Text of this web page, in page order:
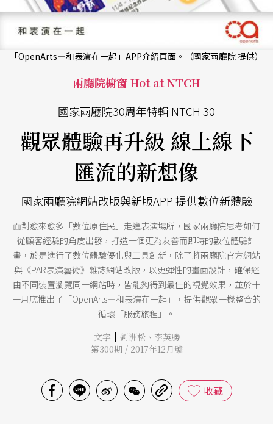
「OpenArts—和表演在一起」APP介紹頁面。（國家兩廳院 提供）
兩廳院櫥窗 Hot at NTCH
國家兩廳院30周年特輯 NTCH 30
觀眾體驗再升級 線上線下
匯流的新想像
國家兩廳院網站改版與新版APP 提供數位新體驗
面對愈來愈多「數位原住民」走進表演場所，國家兩廳院思考如何
從顧客經驗的角度出發，打造一個更為友善而即時的數位體驗計
畫，於是進行了數位體驗優化與工具創新，除了將兩廳院官方網站
與《PAR表演藝術》雜誌網站改版，以更彈性的畫面設計，確保經
由不同裝置瀏覽同一網站時，皆能夠得到最佳的視覺效果，並於十
一月底推出了「OpenArts—和表演在一起」，提供觀眾一機整合的
循環「服務旅程」。
文字 | 劉洲松、 李英勝
第300期 / 2017年12月號
收藏